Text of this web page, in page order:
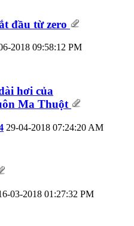
đầu từ zero
2018 09:58:12 PM
hơi của
Ma Thuột
29-04-2018 07:24:20 AM
03-2018 01:27:32 PM